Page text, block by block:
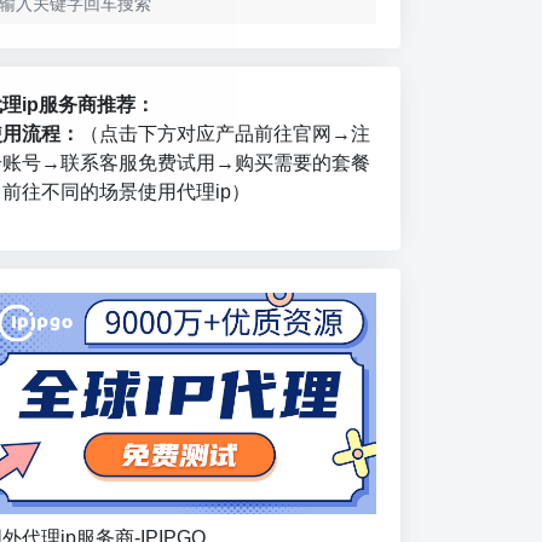
ip服务商推荐：
流程：
（点击下方对应产品前往官网→注
号→联系客服免费试用→购买需要的套餐
往不同的场景使用代理ip）
代理ip服务商-IPIPGO